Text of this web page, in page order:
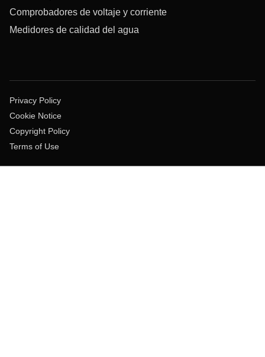
Comprobadores de voltaje y corriente
Medidores de calidad del agua
Privacy Policy
Cookie Notice
Copyright Policy
Terms of Use